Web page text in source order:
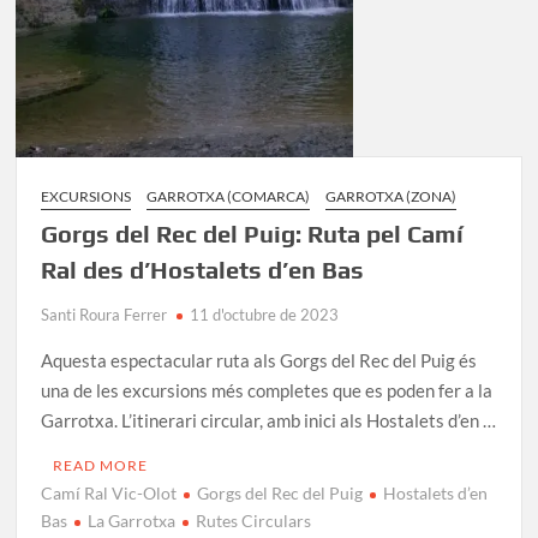
EXCURSIONS GARROTXA (COMARCA) GARROTXA (ZONA)
Gorgs del Rec del Puig: Ruta pel Camí
Ral des d’Hostalets d’en Bas
Santi Roura Ferrer 11 d'octubre de 2023
Aquesta espectacular ruta als Gorgs del Rec del Puig és
una de les excursions més completes que es poden fer a la
Garrotxa. L’itinerari circular, amb inici als Hostalets d’en …
READ MORE
Camí Ral Vic-Olot Gorgs del Rec del Puig
Hostalets d’en
Bas
La Garrotxa Rutes Circulars